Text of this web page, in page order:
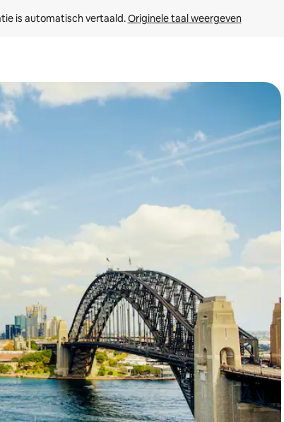
is automatisch vertaald. Originele taal weergeven
omhoog en omlaag, óf door te tikken of swipen.